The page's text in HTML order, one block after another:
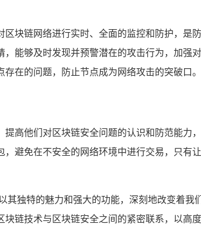
块链网络进行实时、全面的监控和防护，
能够及时发现并预警潜在的攻击行为，加
在的问题，防止节点成为网络攻击的突破口。
高他们对区块链安全问题的认识和防范能
避免在不安全的网络环境中进行交易，只
其独特的魅力和强大的功能，深刻地改变着
链技术与区块链安全之间的紧密联系，以